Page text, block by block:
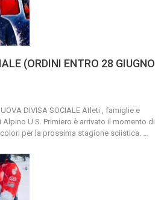
(ORDINI ENTRO 28 GIUGNO
DIVISA SOCIALE Atleti , famiglie e
U.S. Primiero è arrivato il momento di
per la prossima stagione sciistica.